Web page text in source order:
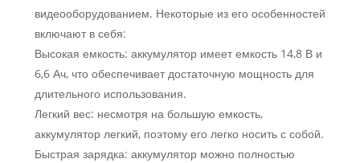
видеооборудованием. Некоторые из его особенностей
включают в себя:
Высокая емкость: аккумулятор имеет емкость 14,8 В и
6,6 Ач, что обеспечивает достаточную мощность для
длительного использования.
Легкий вес: несмотря на большую емкость,
аккумулятор легкий, поэтому его легко носить с собой.
Быстрая зарядка: аккумулятор можно полностью